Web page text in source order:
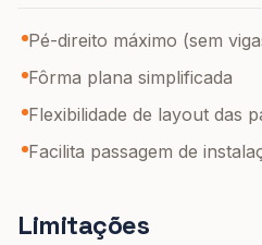
Pé-direito máximo (sem
Fôrma plana simplificada
Flexibilidade de layout das
Facilita passagem de
Limitações